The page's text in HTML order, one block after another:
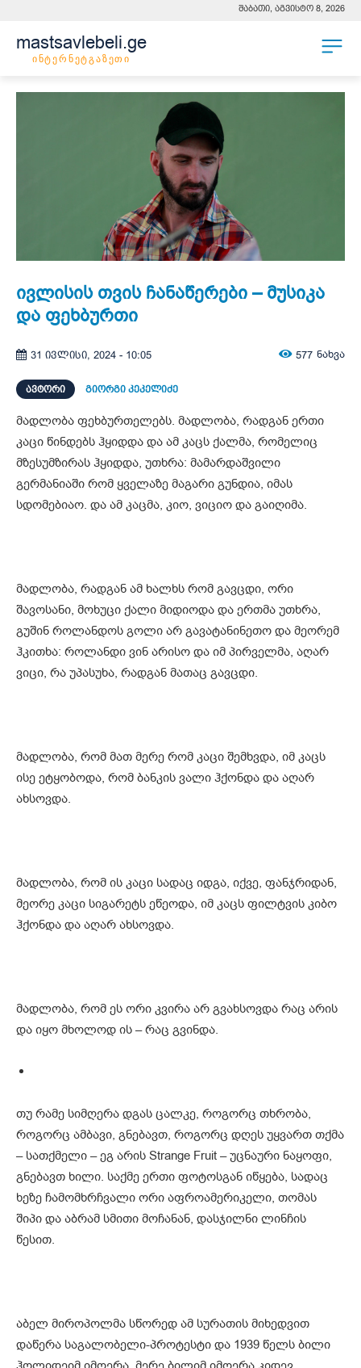
შაბათი, აგვისტო 8, 2026
mastsavlebeli.ge
ინტერნეტგაზეთი
ივლისის თვის ჩანაწერები – მუსიკა
და ფეხბურთი
31 ივლისი, 2024 - 10:05 577 ნახვა
ᲐᲕᲢᲝᲠᲘ გიორგი კეკელიძე
მადლობა ფეხბურთელებს. მადლობა, რადგან ერთი
კაცი წინდებს ჰყიდდა და ამ კაცს ქალმა, რომელიც
მზესუმზირას ჰყიდდა, უთხრა: მამარდაშვილი
გერმანიაში რომ ყველაზე მაგარი გუნდია, იმას
სდომებიაო. და ამ კაცმა, კიო, ვიციო და გაიღიმა.
მადლობა, რადგან ამ ხალხს რომ გავცდი, ორი
შავოსანი, მოხუცი ქალი მიდიოდა და ერთმა უთხრა,
გუშინ როლანდოს გოლი არ გავატანინეთო და მეორემ
ჰკითხა: როლანდი ვინ არისო და იმ პირველმა, აღარ
ვიცი, რა უპასუხა, რადგან მათაც გავცდი.
მადლობა, რომ მათ მერე რომ კაცი შემხვდა, იმ კაცს
ისე ეტყობოდა, რომ ბანკის ვალი ჰქონდა და აღარ
ახსოვდა.
მადლობა, რომ ის კაცი სადაც იდგა, იქვე, ფანჯრიდან,
მეორე კაცი სიგარეტს ეწეოდა, იმ კაცს ფილტვის კიბო
ჰქონდა და აღარ ახსოვდა.
მადლობა, რომ ეს ორი კვირა არ გვახსოვდა რაც არის
და იყო მხოლოდ ის – რაც გვინდა.
თუ რამე სიმღერა დგას ცალკე, როგორც თხრობა,
როგორც ამბავი, გნებავთ, როგორც დღეს უყვართ თქმა
– სათქმელი – ეგ არის Strange Fruit – უცნაური ნაყოფი,
გნებავთ ხილი. საქმე ერთი ფოტოსგან იწყება, სადაც
ხეზე ჩამომხრჩვალი ორი აფროამერიკელი, თომას
შიპი და აბრამ სმითი მოჩანან, დასჯილნი ლინჩის
წესით.
აბელ მიროპოლმა სწორედ ამ სურათის მიხედვით
დაწერა საგალობელი-პროტესტი და 1939 წელს ბილი